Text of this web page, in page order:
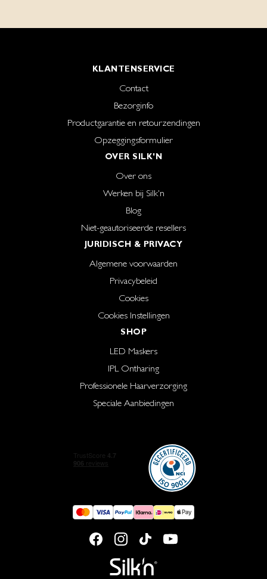
KLANTENSERVICE
Contact
Bezorginfo
Productgarantie en retourzendingen
Opzeggingsformulier
OVER SILK'N
Over ons
Werken bij Silk'n
Blog
Niet-geautoriseerde resellers
JURIDISCH & PRIVACY
Algemene voorwaarden
Privacybeleid
Cookies
Cookies Instellingen
SHOP
LED Maskers
IPL Ontharing
Professionele Haarverzorging
Speciale Aanbiedingen